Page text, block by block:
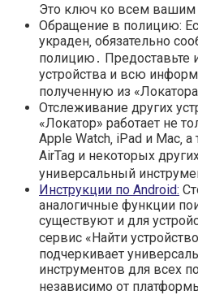
Это ключ ко всем вашим
Обращение в полицию:
украден‚ обязательно
полицию․ Предоставьте
устройства и всю
полученную из
Отслеживание других
«Локатор» работает не
Apple Watch‚ iPad и Mac‚
AirTag и некоторых
универсальный
Инструкции по Android:
аналогичные функции
существуют и для
сервис «Найти
подчеркивает
инструментов для всех
независимо от